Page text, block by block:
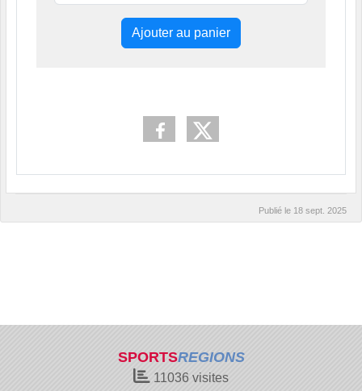
Ajouter au panier
Publié le 18 sept. 2025
SPORTSREGIONS
11036 visites